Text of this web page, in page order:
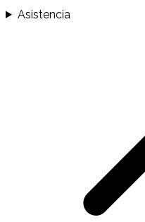
Asistencia